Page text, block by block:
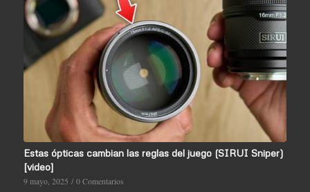
Estas ópticas cambian las reglas del juego (SIRUI Sniper)
[video]
9 mayo, 2025 / 0 Comentarios